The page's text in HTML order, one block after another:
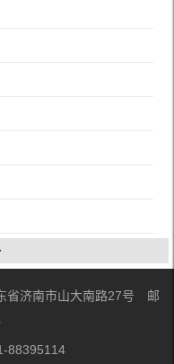
济南市山大南路27号 邮
88395114